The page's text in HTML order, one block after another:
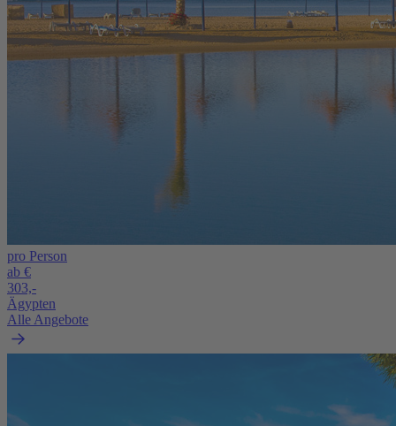
pro Person
ab €
303,-
Ägypten
Alle Angebote